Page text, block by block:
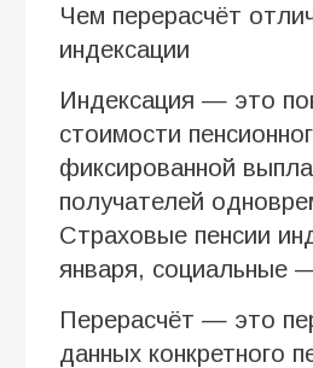
Чем перерасчёт
индексации
Индексация — это
стоимости
фиксированной
получателей
Страховые пенсии
января, социальные
Перерасчёт — это
данных конкретного